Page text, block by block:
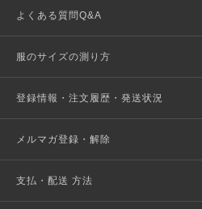
よくある質問Q&A
服のサイズの測り方
登録情報・注文履歴・発送状況
メルマガ登録・解除
支払・配送 方法